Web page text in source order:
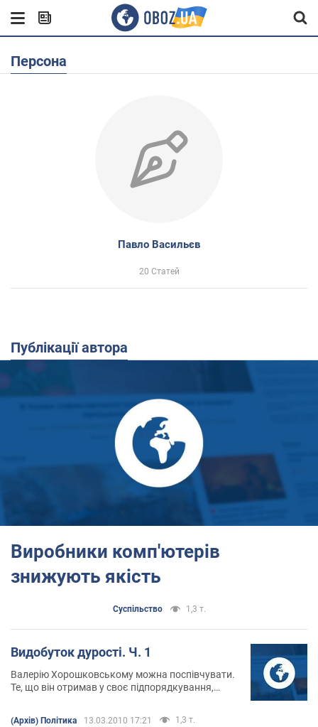
Персона
Павло Васильєв
20 Статей
Публікації автора
Виробники комп'ютерів
знижують якість
Суспільство 1,3 т.
Видобуток дурості. Ч. 1
Валерію Хорошковському можна поспівчувати.
Те, що він отримав у своє підпорядкування,
(Архів) Політика 13.03.2010 17:21 1,3 т.